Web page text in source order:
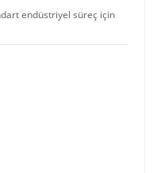
endüstriyel süreç için